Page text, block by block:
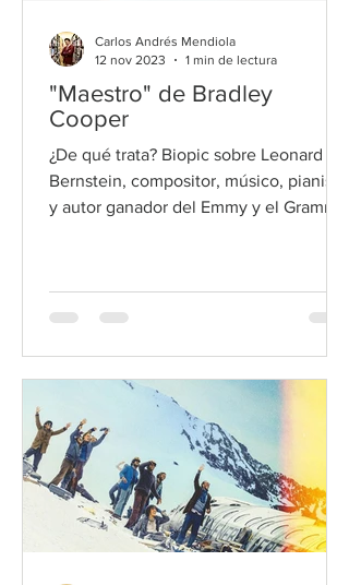
"Maestro" de Bradley
Cooper
¿De qué trata? Biopic sobre Leonard
Bernstein, compositor, músico, pianista
y autor ganador del Emmy y el Grammy,
Carlos Andrés Mendiola
12 nov 2023
1 min de lectura